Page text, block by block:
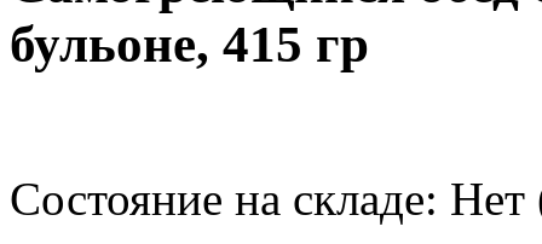
бульоне, 415 гр
Состояние на складе: Нет